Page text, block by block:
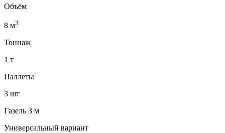
Объём
8 м3
Тоннаж
1 т
Паллеты
3 шт
Газель 3 м
Универсальный вариант